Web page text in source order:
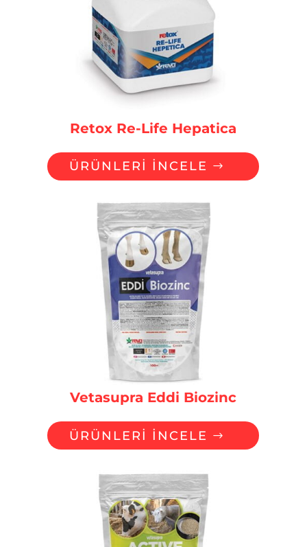
Retox Re-Life Hepatica
ÜRÜNLERİ İNCELE
Vetasupra Eddi Biozinc
ÜRÜNLERİ İNCELE